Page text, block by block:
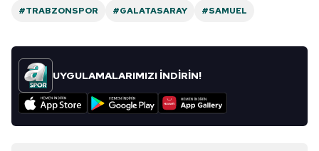
#TRABZONSPOR
#GALATASARAY #SAMUEL
UYGULAMALARIMIZI İNDİRİN!